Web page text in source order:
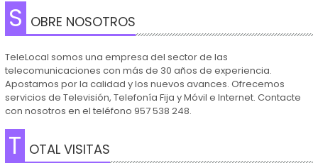
S OBRE NOSOTROS
TeleLocal somos una empresa del sector de las
telecomunicaciones con más de 30 años de experiencia.
Apostamos por la calidad y los nuevos avances. Ofrecemos
servicios de Televisión, Telefonía Fija y Móvil e Internet. Contacte
con nosotros en el teléfono 957 538 248.
T OTAL VISITAS